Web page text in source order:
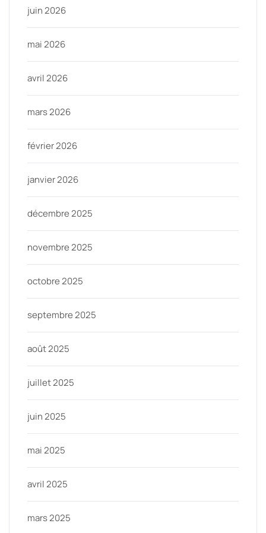
juin 2026
mai 2026
avril 2026
mars 2026
février 2026
janvier 2026
décembre 2025
novembre 2025
octobre 2025
septembre 2025
août 2025
juillet 2025
juin 2025
mai 2025
avril 2025
mars 2025